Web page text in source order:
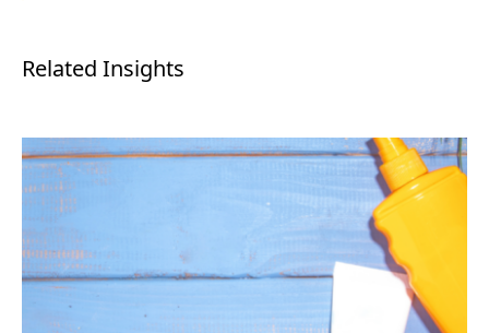
Related Insights